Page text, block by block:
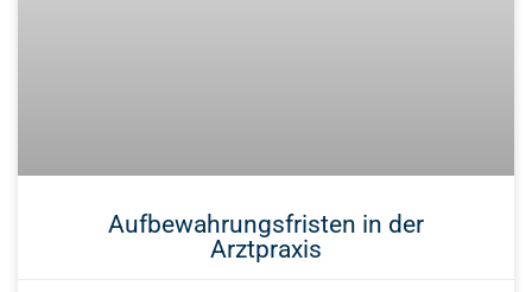
Aufbewahrungsfristen in der
Arztpraxis